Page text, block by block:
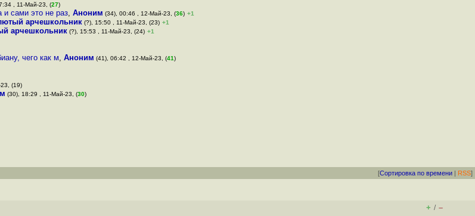
, 11-Май-23, (27)
и сами это не раз, Аноним (34), 00:46 , 12-Май-23, (36) +1
арчешкольник (?), 15:50 , 11-Май-23, (23) +1
арчешкольник (?), 15:53 , 11-Май-23, (24) +1
чего как м, Аноним (41), 06:42 , 12-Май-23, (41)
(19)
(30), 18:29 , 11-Май-23, (30)
[Сортировка по времени | RSS]
+ / –